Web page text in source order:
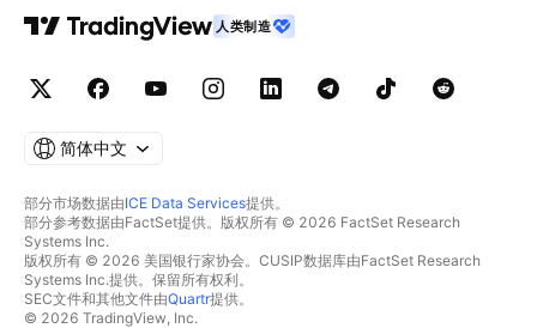
人类制造
简体中文
部分市场数据由ICE Data Services提供。
部分参考数据由FactSet提供。版权所有 © 2026 FactSet Research
Systems Inc.
版权所有 © 2026 美国银行家协会。CUSIP数据库由FactSet Research
Systems Inc.提供。保留所有权利。
SEC文件和其他文件由Quartr提供。
© 2026 TradingView, Inc.